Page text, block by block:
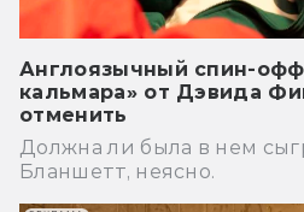
Англоязычный спин-
кальмара» от Дэвида
отменить
Должна ли была в нем
Бланшетт, неясно.